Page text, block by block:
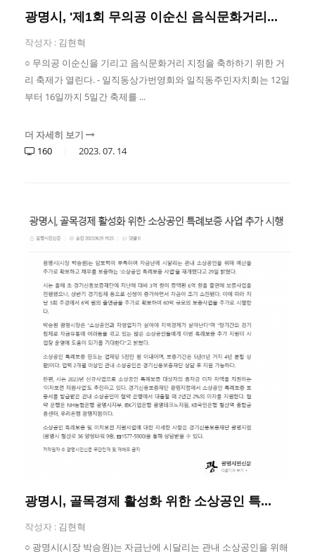
광명시, '제1회 무의공 이순신 음식문화거리...
작성자 : 김현혁
○ 무의공 이순신을 기리고 음식문화거리 지정을 축하하기 위한 거
리 축제가 열린다. - 일직동상가번영회와 일직동주민자치회는 12일
부터 16일까지 5일간 축제를 ...
더 자세히 보기
160
2023.07. 14
광명시, 골목경제 활성화 위한 소상공인 특...
작성자 : 김현혁
○ 광명시(시장 박승원)는 자금난에 시달리는 관내 소상공인을 위해